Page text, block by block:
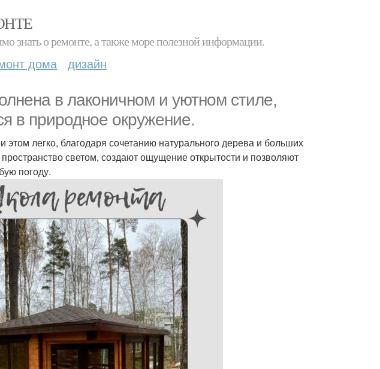
знать о ремонте, а также море полезной информации.
дома дизайн
в лаконичном и уютном стиле,
в природное окружение.
этом легко, благодаря сочетанию натурального дерева и больших
светом, создают ощущение открытости и позволяют
погоду.